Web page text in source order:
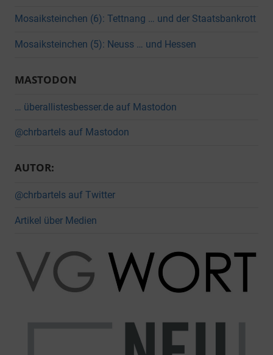
Mosaiksteinchen (6): Tettnang … und der Staatsbankrott
Mosaiksteinchen (5): Neuss … und Hessen
MASTODON
… überallistesbesser.de auf Mastodon
@chrbartels auf Mastodon
AUTOR:
@chrbartels auf Twitter
Artikel über Medien